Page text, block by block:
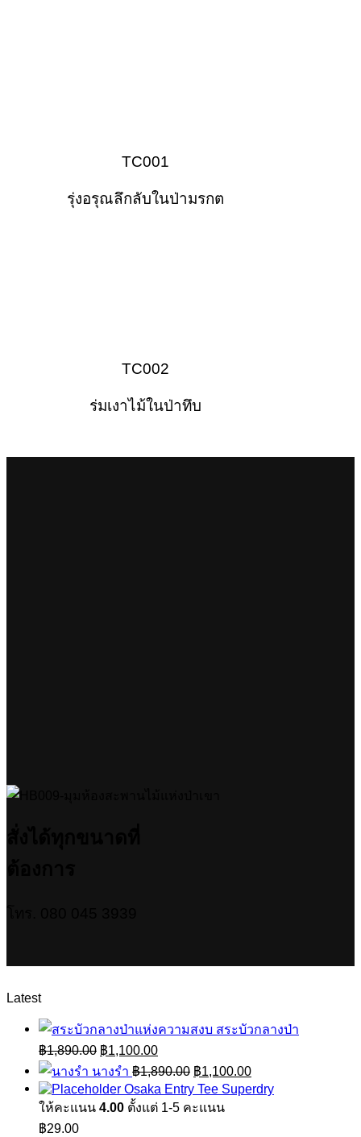
TC001
รุ่งอรุณลึกลับในป่ามรกต
TC002
ร่มเงาไม้ในป่าทึบ
Latest
สระบัวกลางป่า
฿1,890.00 Original
was:
฿1,890.00.
฿1,100.00Current
is:
฿1,100.00.
นางรำ ฿1,890.00 Original
price
was:
฿1,890.00.
฿1,100.00Current
price
is:
Osaka Entry Tee Superdry
ให้คะแนน 4.00 ตั้งแต่ 1-5 คะแนน
฿29.00